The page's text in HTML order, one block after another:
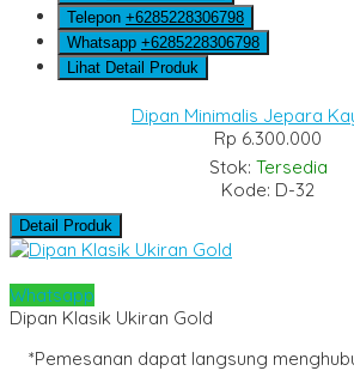
Telepon +6285228306798
Whatsapp +6285228306798
Lihat Detail Produk
Dipan Minimalis Jepara
Rp 6.300.000
Stok: Tersedia
Kode: D-32
Detail Produk
Whatsapp
Dipan Klasik Ukiran Gold
*Pemesanan dapat langsung